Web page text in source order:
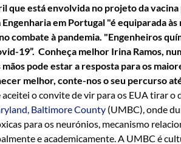
que está envolvida no projeto da
em Portugal "é equiparada às
combate à pandemia. "Engenheiros
19”. Conheça melhor Irina Ramos,
pode estar a resposta para os
melhor, conte-nos o seu percurso
o convite de vir para os EUA tirar
Baltimore County (UMBC), onde
para os neurónios, mecanismo
e academicamente. A UMBC é